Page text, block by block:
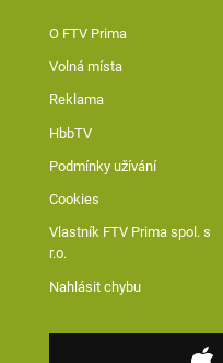
O FTV Prima
Volná místa
Reklama
HbbTV
Podmínky užívání
Cookies
Vlastník FTV Prima spol. s
r.o.
Nahlásit chybu